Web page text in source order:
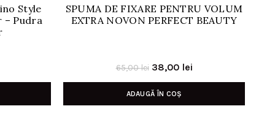
Style
– Pudra
SPUMA DE FIXARE PENTRU VOLUM
EXTRA NOVON PERFECT BEAUTY
65,00lei Prețul
inițial
a
38,00 leiPrețul
curent
ADAUGĂ ÎN COȘ